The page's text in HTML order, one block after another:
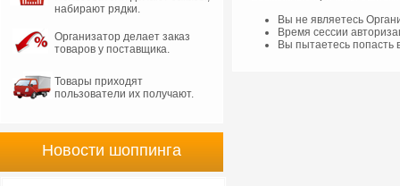
Вы не являетесь
Время сессии
Вы пытаетесь попасть
набирают рядки.
Организатор делает заказ
товаров у поставщика.
Товары приходят
пользователи их получают.
Новости шоппинга